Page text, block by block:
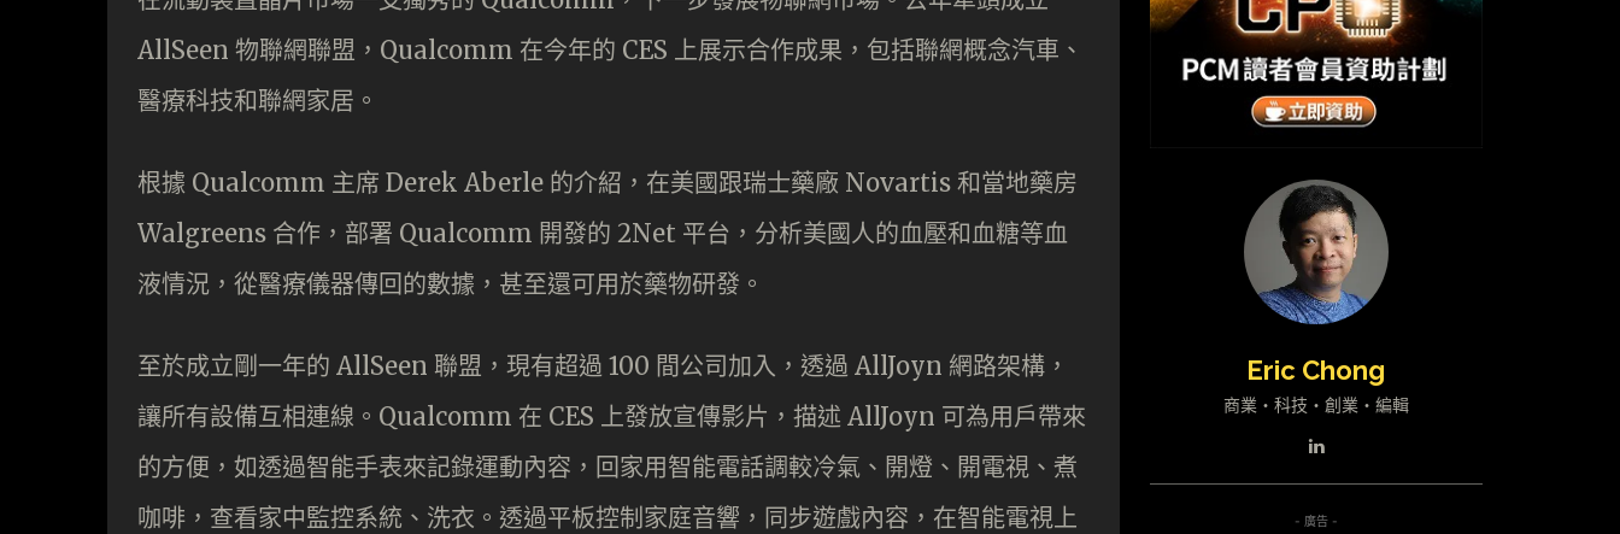
AllSeen 物聯網聯盟，Qualcomm 在今年的 CES 上展示合作成果，包括聯網概念汽車、
醫療科技和聯網家居。
根據 Qualcomm 主席 Derek Aberle 的介紹，在美國跟瑞士藥廠 Novartis 和當地藥房
Walgreens 合作，部署 Qualcomm 開發的 2Net 平台，分析美國人的血壓和血糖等血
液情況，從醫療儀器傳回的數據，甚至還可用於藥物研發。
至於成立剛一年的 AllSeen 聯盟，現有超過 100 間公司加入，透過 AllJoyn 網路架構，
讓所有設備互相連線。Qualcomm 在 CES 上發放宣傳影片，描述 AllJoyn 可為用戶帶來
的方便，如透過智能手表來記錄運動內容，回家用智能電話調較冷氣、開燈、開電視、煮
咖啡，查看家中監控系統、洗衣。透過平板控制家庭音響，同步遊戲內容，在智能電視上
Eric Chong
商業・科技・創業・編輯
- 廣告 -